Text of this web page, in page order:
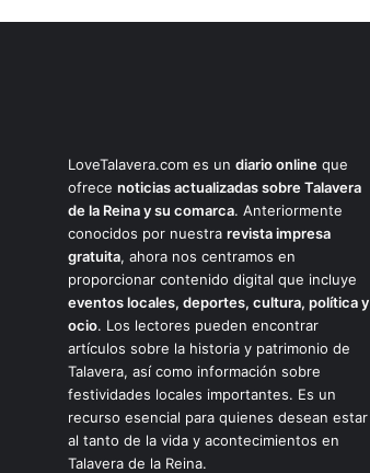
LoveTalavera.com es un diario online que
ofrece noticias actualizadas sobre Talavera
de la Reina y su comarca. Anteriormente
conocidos por nuestra revista impresa
gratuita, ahora nos centramos en
proporcionar contenido digital que incluye
eventos locales, deportes, cultura, política y
ocio. Los lectores pueden encontrar
artículos sobre la historia y patrimonio de
Talavera, así como información sobre
festividades locales importantes. Es un
recurso esencial para quienes desean estar
al tanto de la vida y acontecimientos en
Talavera de la Reina.